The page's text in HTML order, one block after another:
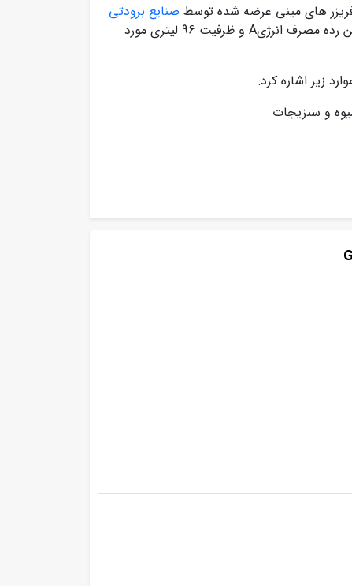
های مینی عرضه شده توسط صنایع برودتی
می باشد که ساخت کشور کره بوده و به دلیل داشتن رده مصرف انرژیA و ظرفیت 96 لیتری مورد
زیر اشاره کرد:
و سبزیجات